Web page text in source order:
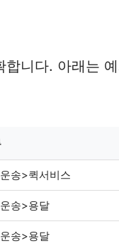
니다. 아래는
송>퀵서비스
송>용달
송>용달